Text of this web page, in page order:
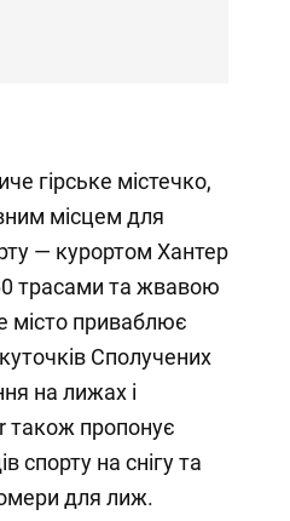
гірське містечко,
місцем для
— курортом Хантер
трасами та жвавою
приваблює
куточків Сполучених
на лижах і
також пропонує
спорту на снігу та
для лиж.